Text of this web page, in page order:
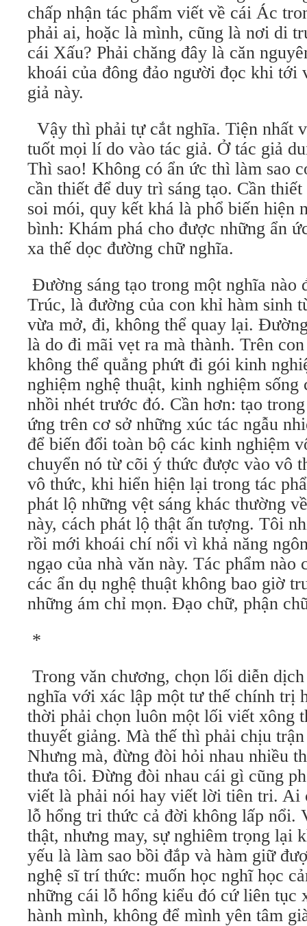
chấp nhận tác phẩm viết về cái Ác
phải ai, hoặc là mình, cũng là nơi di
cái Xấu? Phải chăng đây là căn
khoái của đông đảo người đọc khi tới
giả này.
Vậy thì phải tự cắt nghĩa. Tiện nhất
tuốt mọi lí do vào tác giả. Ở tác giả
Thì sao! Không có ẩn ức thì làm sao
cần thiết để duy trì sáng tạo. Cần
soi mói, quy kết khá là phổ biến hiện
bình: Khám phá cho được những ẩn
xa thế dọc đường chữ nghĩa.
Đường sáng tạo trong một nghĩa nào
Trúc, là đường của con khỉ hàm sinh
vừa mở, đi, không thể quay lại.
là do đi mãi vẹt ra mà thành. Trên
không thể quẳng phứt đi gói kinh
nghiệm nghệ thuật, kinh nghiệm sống
nhồi nhét trước đó. Cần hơn: tạo
ứng trên cơ sở những xúc tác ngẫu
để biến đổi toàn bộ các kinh nghiệm
chuyển nó từ cõi ý thức được vào vô
vô thức, khi hiển hiện lại trong tác
phát lộ những vệt sáng khác thường
này, cách phát lộ thật ấn tượng. Tôi
rồi mới khoái chí nổi vì khả năng
ngạo của nhà văn này. Tác phẩm nào
các ẩn dụ nghệ thuật không bao giờ
những ám chỉ mọn. Đạo chữ, phận
*
Trong văn chương, chọn lối diễn
nghĩa với xác lập một tư thế chính trị
thời phải chọn luôn một lối viết xông
thuyết giảng. Mà thế thì phải chịu
Nhưng mà, đừng đòi hỏi nhau nhiều
thưa tôi. Đừng đòi nhau cái gì cũng
viết là phải nói hay viết lời tiên tri. Ai
lỗ hổng tri thức cả đời không lấp nổi.
thật, nhưng may, sự nghiêm trọng lại
yếu là làm sao bồi đắp và hàm giữ
nghệ sĩ trí thức: muốn học nghĩ học
những cái lỗ hổng kiểu đó cứ liên tục
hành mình, không để mình yên tâm